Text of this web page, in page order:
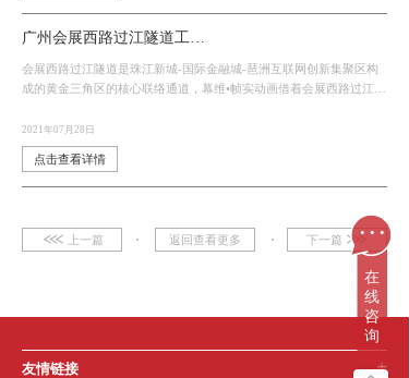
会展西路过江隧道是珠江新城-国际金融城-琶洲互联网创新集聚区构
成的黄金三角区的核心联络通道，幕维•帧实动画借着会展西路过江隧
作奠定了基础。
2021年07月28日
点击查看详情
上一篇 返回查看更多 下一篇
友情链接
...
在
线
咨
询